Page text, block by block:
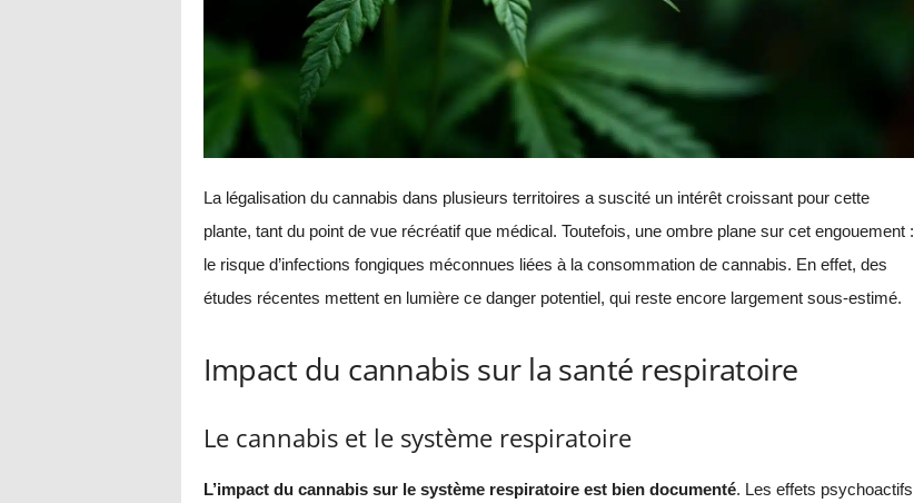
La légalisation du cannabis dans plusieurs territoires a suscité un intérêt croissant pour cette
plante, tant du point de vue récréatif que médical. Toutefois, une ombre plane sur cet engouement :
le risque d’infections fongiques méconnues liées à la consommation de cannabis. En effet, des
études récentes mettent en lumière ce danger potentiel, qui reste encore largement sous-estimé.
Impact du cannabis sur la santé respiratoire
Le cannabis et le système respiratoire
L’impact du cannabis sur le système respiratoire est bien documenté. Les effets psychoactifs